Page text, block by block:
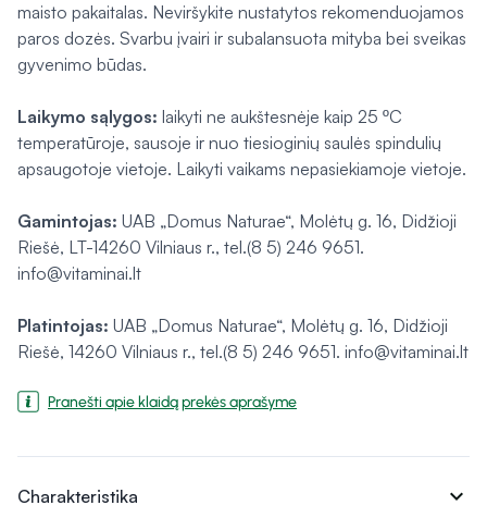
maisto pakaitalas. Neviršykite nustatytos rekomenduojamos
paros dozės. Svarbu įvairi ir subalansuota mityba bei sveikas
gyvenimo būdas.
Laikymo sąlygos: laikyti ne aukštesnėje kaip 25 ºC
temperatūroje, sausoje ir nuo tiesioginių saulės spindulių
apsaugotoje vietoje. Laikyti vaikams nepasiekiamoje vietoje.
Gamintojas: UAB „Domus Naturae“, Molėtų g. 16, Didžioji
Riešė, LT-14260 Vilniaus r., tel.(8 5) 246 9651.
info@vitaminai.lt
Platintojas: UAB „Domus Naturae“, Molėtų g. 16, Didžioji
Riešė, 14260 Vilniaus r., tel.(8 5) 246 9651. info@vitaminai.lt
Pranešti apie klaidą prekės aprašyme
Charakteristika expand_more